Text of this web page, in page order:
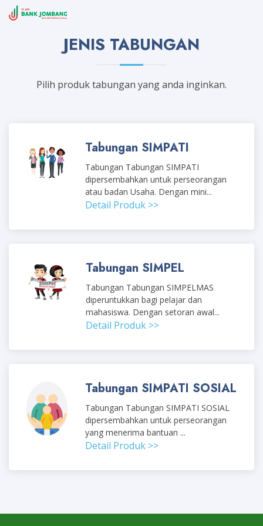
JENIS TABUNGAN
Pilih produk tabungan yang anda inginkan.
Tabungan SIMPATI
Tabungan Tabungan SIMPATI
dipersembahkan untuk perseorangan
atau badan Usaha. Dengan mini...
Detail Produk >>
Tabungan SIMPEL
Tabungan Tabungan SIMPELMAS
diperuntukkan bagi pelajar dan
mahasiswa. Dengan setoran awal...
Detail Produk >>
Tabungan SIMPATI SOSIAL
Tabungan Tabungan SIMPATI SOSIAL
dipersembahkan untuk perseorangan
yang menerima bantuan ...
Detail Produk >>